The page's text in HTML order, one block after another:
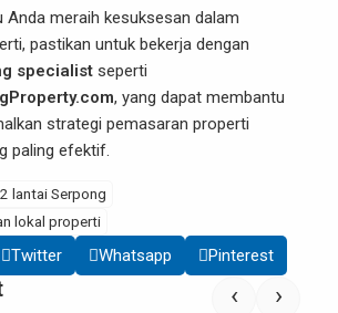
Anda meraih kesuksesan dalam
pastikan untuk bekerja dengan
specialist seperti
, yang dapat membantu
strategi pemasaran properti
paling efektif.
lantai Serpong
lokal properti
Twitter Whatsapp Pinterest
‹ ›